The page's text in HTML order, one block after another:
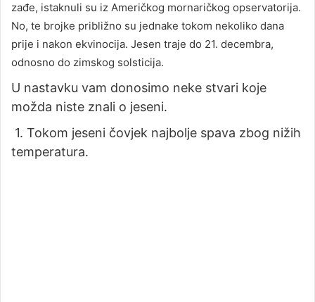
zađe, istaknuli su iz Američkog mornaričkog opservatorija.
No, te brojke približno su jednake tokom nekoliko dana
prije i nakon ekvinocija. Jesen traje do 21. decembra,
odnosno do zimskog solsticija.
U nastavku vam donosimo neke stvari koje
možda niste znali o jeseni.
1. Tokom jeseni čovjek najbolje spava zbog nižih
temperatura.